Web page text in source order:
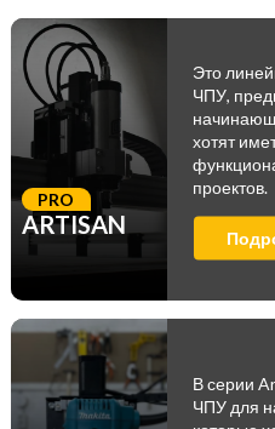
ARTISAN
PRO
Это
ЧПУ,
хотят
проектов.
В серии
ЧПУ для